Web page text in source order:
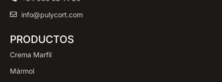
info@pulycort.com
PRODUCTOS
Crema Marfil
Mármol